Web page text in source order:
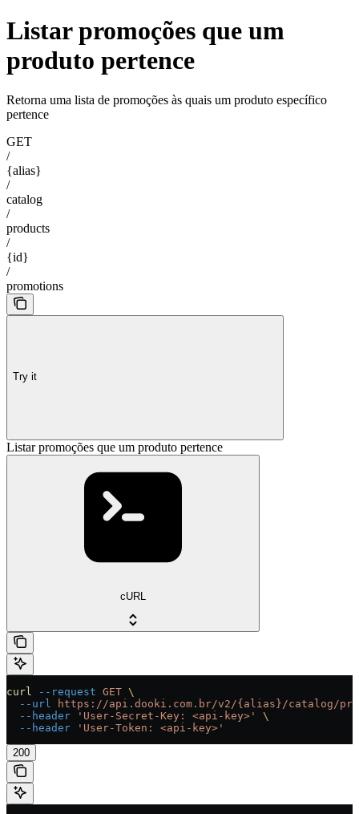
Listar promoções que um
produto pertence
Retorna uma lista de promoções às quais um produto específico
pertence
GET
/
{alias}
/
catalog
/
products
/
{id}
/
promotions
Try it
Listar promoções que um produto pertence
cURL
curl --request GET \
  --url
https://api.dooki.com.br/v2/{alias}/catalog/
  --header
'User-Secret-Key: <api-key>'
\
  --header
'User-Token: <api-key>'
200